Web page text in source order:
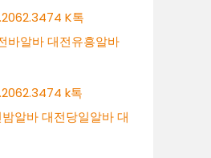
K톡
바알바 대전유흥알바
k톡
알바 대전당일알바 대